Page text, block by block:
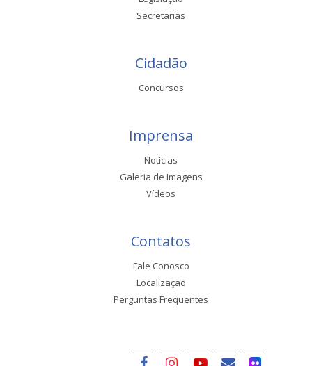
Secretarias
Cidadão
Concursos
Imprensa
Notícias
Galeria de Imagens
Vídeos
Contatos
Fale Conosco
Localização
Perguntas Frequentes